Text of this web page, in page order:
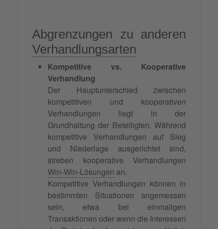
Abgrenzungen zu anderen
Verhandlungsarten
Kompetitive vs. Kooperative
Verhandlung
Der Hauptunterschied zwischen
kompetitiven und kooperativen
Verhandlungen liegt in der
Grundhaltung der Beteiligten. Während
kompetitive Verhandlungen auf Sieg
und Niederlage ausgerichtet sind,
streben kooperative Verhandlungen
Win-Win-Lösungen an.
Kompetitive Verhandlungen können in
bestimmten Situationen angemessen
sein, etwa bei einmaligen
Transaktionen oder wenn die Interessen